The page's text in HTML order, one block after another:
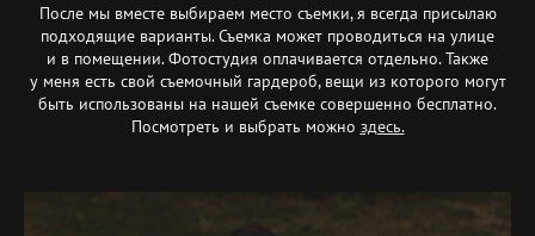
После мы вместе выбираем место съемки, я всегда присылаю
подходящие варианты. Съемка может проводиться на улице
и в помещении. Фотостудия оплачивается отдельно. Также
у меня есть свой съемочный гардероб, вещи из которого могут
быть использованы на нашей съемке совершенно бесплатно.
Посмотреть и выбрать можно здесь.